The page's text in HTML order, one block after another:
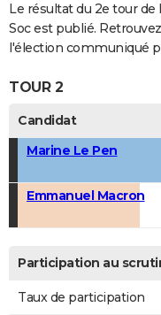
S'inscrire
Se connecter
Lycées
Collèges
Primaires
Universités
Entreprises
Service militaire
Avis de recherche
AVIS DE DÉCÈS
Bricolage
Lifestyle
Culture
Sport
Auto
Television
Voyage
Cinema
Le résultat du 2e tour
Soc est publié.
l'élection communiqué
TOUR 2
Candidat
Marine Le Pen
Emmanuel Macron
Participation au
Taux de participation